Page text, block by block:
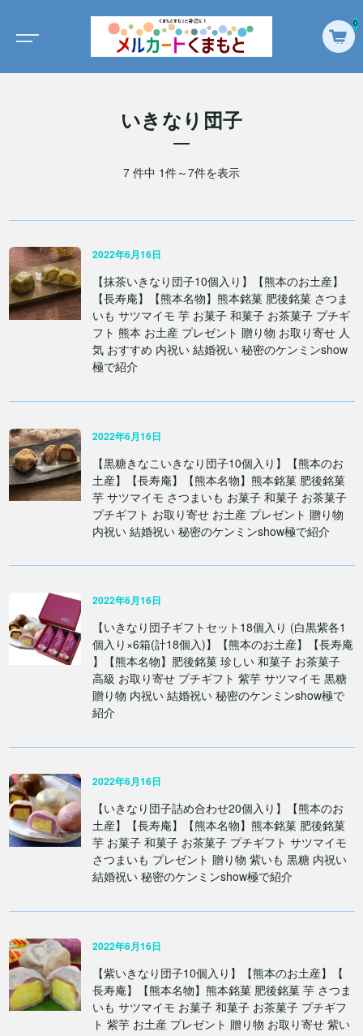
0
いきなり団子
7 件中 1件～7件を表示
2022年6月16日
【抹茶いきなり団子10個入り】【熊本のお土産】
【長寿庵】【熊本名物】熊本銘菓 肥後銘菓 さつま
いも サツマイモ 芋 お菓子 和菓子 お茶菓子 プチギ
フト 熊本 お土産 プレゼント 贈り物 お取り寄せ 人
気 おすすめ 内祝い 結婚祝い 秘密のケンミンshow
極で紹介
2022年6月16日
【黒糖きなこいきなり団子10個入り】【熊本のお
土産】【長寿庵】【熊本名物】熊本銘菓 肥後銘菓
芋 サツマイモ さつまいも お菓子 和菓子 お茶菓子
プチギフト お取り寄せ お土産 プレゼント 贈り物
内祝い 結婚祝い 秘密のケンミンshow極で紹介
2022年6月16日
【いきなり団子ギフトセット18個入り (白黒紫各1
個入り×6箱(計18個入)】【熊本のお土産】【長寿庵
】【熊本名物】肥後銘菓 珍しい 和菓子 お茶菓子
高級 お取り寄せ プチギフト 紫芋 サツマイモ 黒糖
贈り物 内祝い 結婚祝い 秘密のケンミンshow極で
紹介
2022年6月16日
【いきなり団子詰め合わせ20個入り】【熊本のお
土産】【長寿庵】【熊本名物】熊本銘菓 肥後銘菓
芋 お菓子 和菓子 お茶菓子 プチギフト サツマイモ
さつまいも プレゼント 贈り物 紫いも 黒糖 内祝い
結婚祝い 秘密のケンミンshow極で紹介
2022年6月16日
【紫いきなり団子10個入り】【熊本のお土産】【
長寿庵】【熊本名物】熊本銘菓 肥後銘菓 芋 さつま
いも サツマイモ お菓子 和菓子 お茶菓子 プチギフ
ト 紫芋 お土産 プレゼント 贈り物 お取り寄せ 紫い